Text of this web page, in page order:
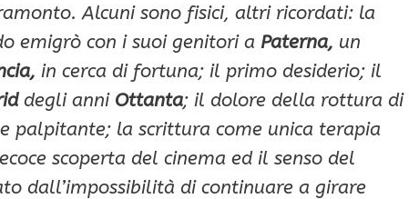
Alcuni sono fisici, altri ricordati: la
emigrò con i suoi genitori a Paterna, un
in cerca di fortuna; il primo desiderio; il
degli anni Ottanta; il dolore della rottura di
palpitante; la scrittura come unica terapia
scoperta del cinema ed il senso del
dall’impossibilità di continuare a girare